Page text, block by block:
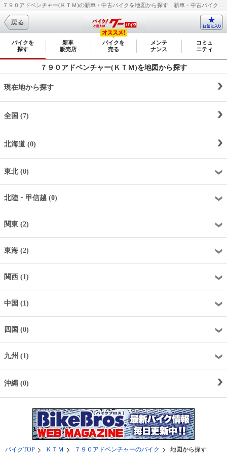
バイクを
探す
新車
販売店
バイクを
売る
メンテ
ナンス
コミュ
ニティ
７９０アドベンチャー(ＫＴＭ)を地図から探す
現在地から探す
全国 (7)
北海道 (0)
東北 (0)
北陸・甲信越 (0)
関東 (2)
東海 (2)
関西 (1)
中国 (1)
四国 (0)
九州 (1)
沖縄 (0)
バイクTOP ＫＴＭ ７９０アドベンチャーのバイク 地図から探す